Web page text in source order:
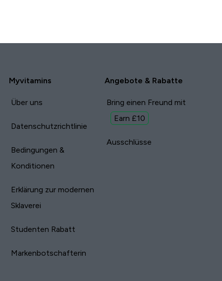
Myvitamins
Über uns
Datenschutzrichtlinie
Bedingungen &
Konditionen
Erklärung zur modernen
Sklaverei
Studenten Rabatt
Markenbotschafterin
Angebote & Rabatte
Bring einen Freund mit
Earn £10
Ausschlüsse